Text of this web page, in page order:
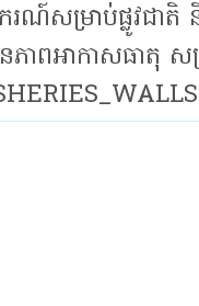
ករណ៍សម្រាប់ផ្លូវជាតិ
ភាពអាកាសធាតុ សម្